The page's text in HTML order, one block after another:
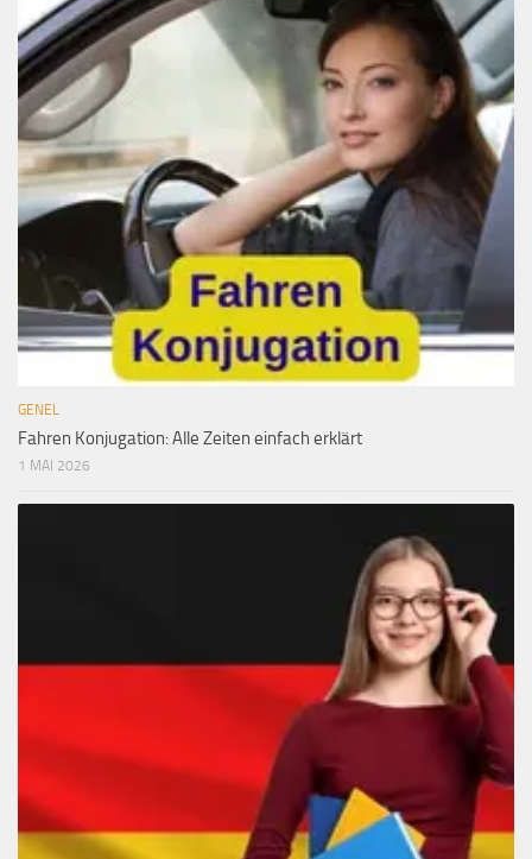
GENEL
Fahren Konjugation: Alle Zeiten einfach erklärt
1 MAI 2026